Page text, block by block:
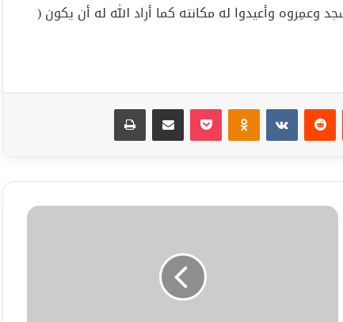
وعمِروه وأعيدوا له مكانته كما أراد الله له أن يكون (
بينتيريست Odnoklassniki
‫Pocket مشاركة عبر البريد طباعة
لقاء